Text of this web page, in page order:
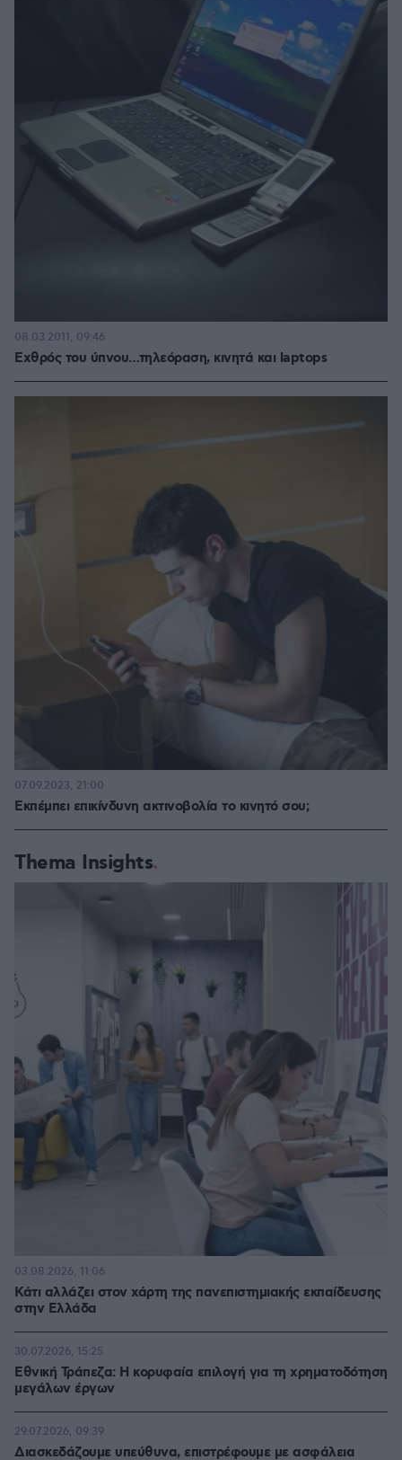
Εχθρός του ύπνου…τηλεόραση, κινητά και laptops
08.03.2011, 09:46
Εκπέμπει επικίνδυνη ακτινοβολία το κινητό σου;
07.09.2023, 21:00
Thema Insights
Κάτι αλλάζει στον χάρτη της πανεπιστημιακής εκπαίδευσης
στην Ελλάδα
03.08.2026, 11:06
Εθνική Τράπεζα: Η κορυφαία επιλογή για τη χρηματοδότηση
μεγάλων έργων
30.07.2026, 15:25
Διασκεδάζουμε υπεύθυνα, επιστρέφουμε με ασφάλεια
29.07.2026, 09:39